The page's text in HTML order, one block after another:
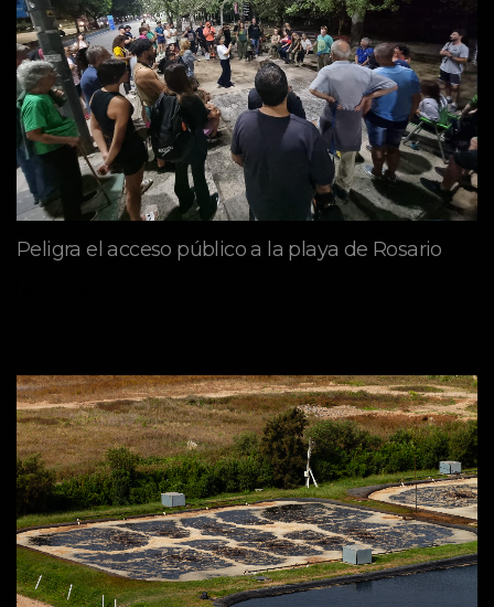
Peligra el acceso público a la playa de Rosario